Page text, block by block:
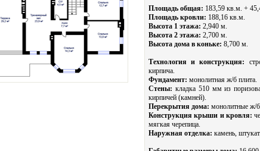
Площадь общая: 183,59 кв.м. +
Площадь кровли: 188,16 кв.м.
Высота 1 этажа: 2,940 м.
Высота 2 этажа: 2,700 м.
Высота дома в коньке: 8,700 м.
Технология и конструкция:
кирпича.
Фундамент: монолитная ж/б плита.
Стены: кладка 510 мм из
кирпичей (камней).
Перекрытия дома: монолитные ж/
Конструкция крыши и кровля:
мягкая черепица.
Наружная отделка: камень,